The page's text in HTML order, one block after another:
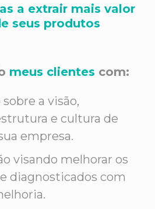
a extrair mais valor
seus produtos
meus clientes com:
a visão,
e cultura de
empresa.
visando melhorar os
diagnosticados com